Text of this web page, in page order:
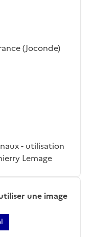
(Joconde)
- utilisation
Lemage
une image